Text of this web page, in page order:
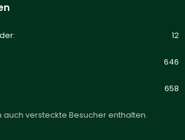
12
646
658
auch versteckte Besucher enthalten.